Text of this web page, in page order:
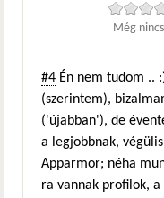
Még
#4 Én nem tudom ..
(szerintem),
('újabban'), de
a legjobbnak,
Apparmor; néha
ra vannak profilok,